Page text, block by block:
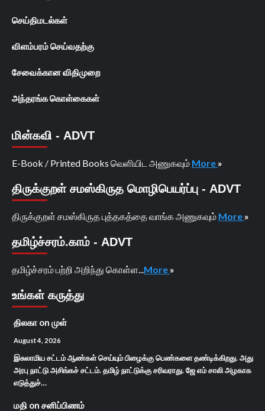
செய்திமடல்கள்
விளம்பரம் செய்வதற்கு
சேவைக்கான விதிமுறை
அந்தரங்க கொள்கைகள்
மின்கவி - ADVT
E-Book / Printed Books வெளியிட அணுகவும் More »
திருக்குறள் சமஸ்கிருத மொழிபெயர்ப்பு - ADVT
திருக்குறள் சமஸ்கிருத புத்தகத்தை வாங்க அணுகவும் More »
தமிழ்ச்சரம்.காம் - ADVT
தமிழ்ச்சரம் பற்றி அறிந்து கொள்ள... More »
உங்கள் கருத்து
திலகா on முள்
August 4, 2026
இசுலாமிய சட்டம் ஆண்கள் செய்யும் பிழைக்கு பெண்களை தண்டிக்கிறது. அது
அரபு நாட்டு அசிங்கச் சட்டம். தமிழ் நாட்டுக்கு சரிவராது. ஜே எம் சாலி அழகாக
எடுத்துச்…
மதி on சனிப்பிணம்